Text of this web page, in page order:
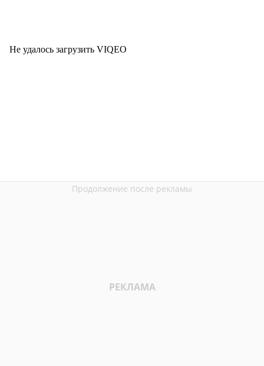
Не удалось загрузить VIQEO